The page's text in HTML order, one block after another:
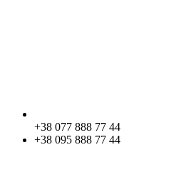
+38 077 888 77 44
+38 095 888 77 44